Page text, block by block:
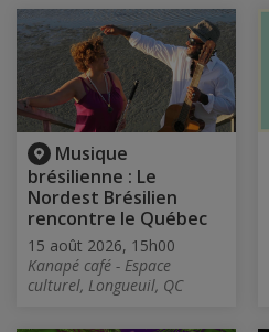
Musique
brésilienne : Le
Nordest Brésilien
rencontre le Québec
15 août 2026, 15h00
Kanapé café - Espace
culturel, Longueuil, QC